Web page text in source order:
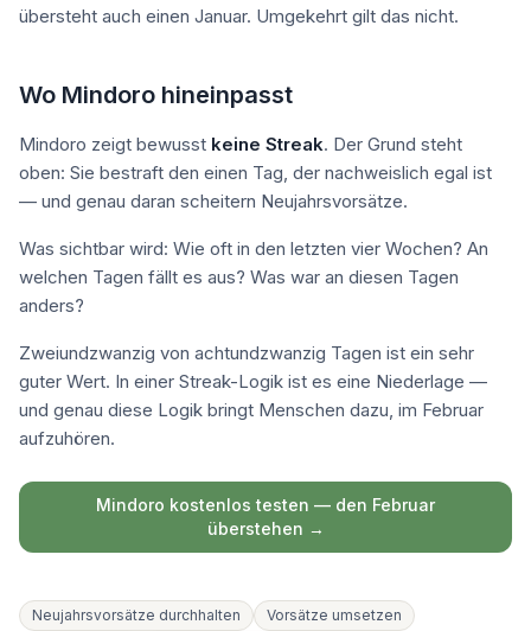
übersteht auch einen Januar. Umgekehrt gilt das nicht.
Wo Mindoro hineinpasst
Mindoro zeigt bewusst keine Streak. Der Grund steht
oben: Sie bestraft den einen Tag, der nachweislich egal ist
— und genau daran scheitern Neujahrsvorsätze.
Was sichtbar wird: Wie oft in den letzten vier Wochen? An
welchen Tagen fällt es aus? Was war an diesen Tagen
anders?
Zweiundzwanzig von achtundzwanzig Tagen ist ein sehr
guter Wert. In einer Streak-Logik ist es eine Niederlage —
und genau diese Logik bringt Menschen dazu, im Februar
aufzuhören.
Mindoro kostenlos testen — den Februar
überstehen →
Neujahrsvorsätze durchhalten
Vorsätze umsetzen